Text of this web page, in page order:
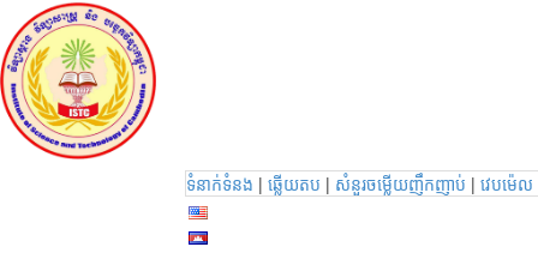
ទំនាក់ទំនង | ឆ្លើយតប | សំនួរចម្លើយញឹកញាប់ | វេបម៉េល